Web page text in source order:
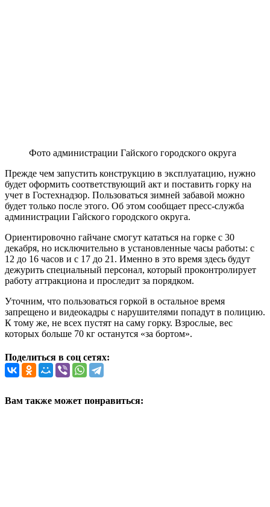
Фото администрации Гайского городского округа
Прежде чем запустить конструкцию в эксплуатацию, нужно
будет оформить соответствующий акт и поставить горку на
учет в Гостехнадзор. Пользоваться зимней забавой можно
будет только после этого. Об этом сообщает пресс-служба
администрации Гайского городского округа.
Ориентировочно гайчане смогут кататься на горке с 30
декабря, но исключительно в установленные часы работы: с
12 до 16 часов и с 17 до 21. Именно в это время здесь будут
дежурить специальный персонал, который проконтролирует
работу аттракциона и проследит за порядком.
Уточним, что пользоваться горкой в остальное время
запрещено и видеокадры с нарушителями попадут в полицию.
К тому же, не всех пустят на саму горку. Взрослые, вес
которых больше 70 кг останутся «за бортом».
Поделиться в соц сетях:
Вам также может понравиться: